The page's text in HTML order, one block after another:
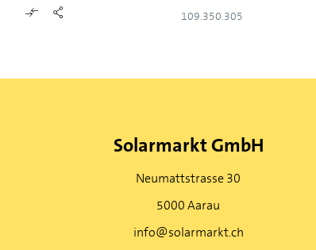
109.350.305
Solarmarkt GmbH
Neumattstrasse 30
5000 Aarau
info@solarmarkt.ch